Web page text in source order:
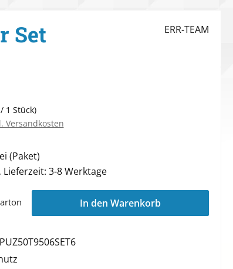
Set ERR-TEAM
1 Stück)
Versandkosten
(Paket)
3-8 Werktage
gewünschten Wert ein oder benutze die
In den Warenkorb